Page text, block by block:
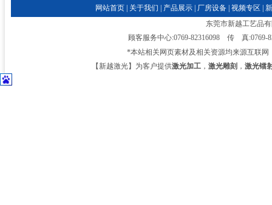
网站首页 关于我们 产品展示 厂房设备 视频专区
东莞市新越工艺品
顾客服务中心:0769-82316098 传 真:0769-
*本站相关网页素材及相关资源均来源互联
【新越激光】为客户提供激光加工 ， 激光雕刻 ， 激光镭